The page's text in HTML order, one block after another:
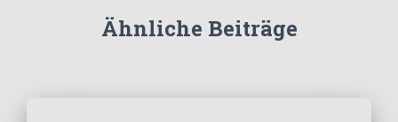
Ähnliche Beiträge